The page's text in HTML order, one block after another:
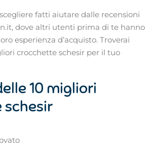
fatti aiutare dalle recensioni
dove altri utenti prima di te hanno
esperienza d’acquisto. Troverai
crocchette schesir per il tuo
10 migliori